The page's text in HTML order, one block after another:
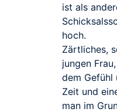
ist als
hoch.
Zärtliches,
jungen
dem
Zeit und
man im